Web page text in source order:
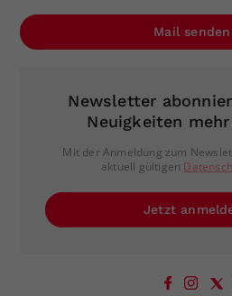
Mail senden
Newsletter
Neuigkeiten
Mit der Anmeldung zum
aktuell gültigen
Jetzt